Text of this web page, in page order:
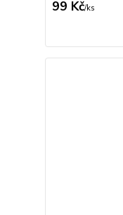
99 Kč/ks